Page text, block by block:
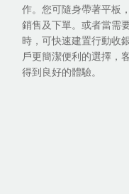
作。您可隨身帶著平板
銷售及下單。或者當需
時，可快速建置行動收
戶更簡潔便利的選擇，
得到良好的體驗。